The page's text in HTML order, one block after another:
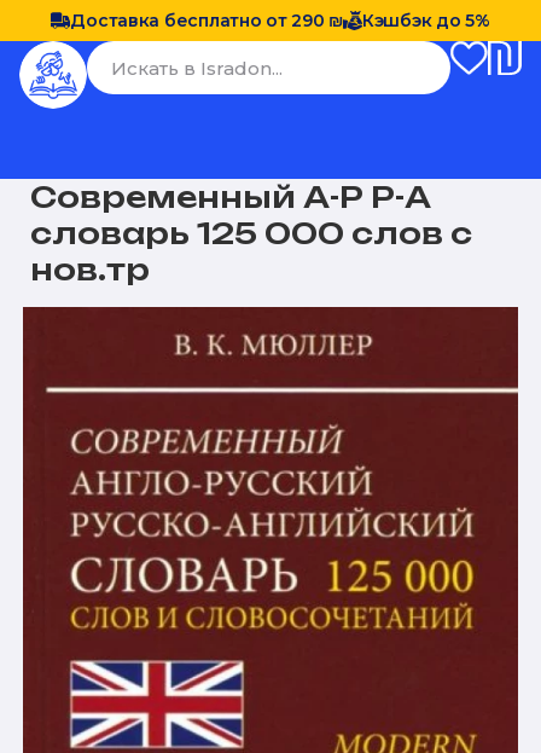
Доставка бесплатно от 290 ₪ Кэшбэк до 5%
Современный А-Р Р-А
словарь 125 000 слов с
нов.тр